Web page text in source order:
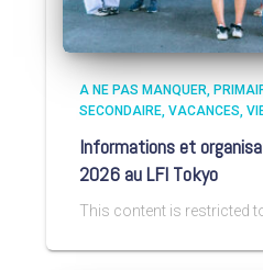
A NE PAS MANQUER
SECONDAIRE VACANCES
Informations et
2026 au LFI Tokyo
This content is restricted